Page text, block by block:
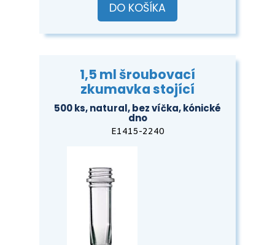
DO KOŠÍKA
1,5 ml šroubovací
zkumavka stojící
500 ks, natural, bez víčka, kónické
dno
E1415-2240